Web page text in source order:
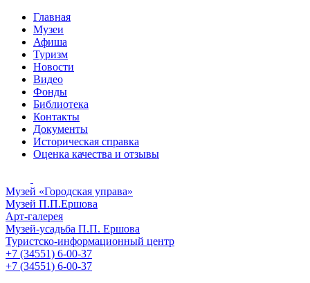
Главная
Музеи
Афиша
Туризм
Новости
Видео
Фонды
Библиотека
Контакты
Документы
Историческая справка
Оценка качества и отзывы
Музей «Городская управа»
Музей П.П.Ершова
Арт-галерея
Музей-усадьба П.П. Ершова
Туристско-информационный центр
+7 (34551) 6-00-37
+7 (34551) 6-00-37